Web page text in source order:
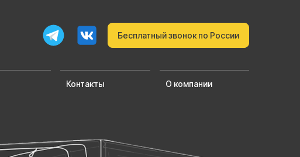
Бесплатный звонок по России
Контакты О компании